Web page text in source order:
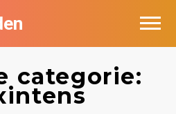
categorie:
in Leiden